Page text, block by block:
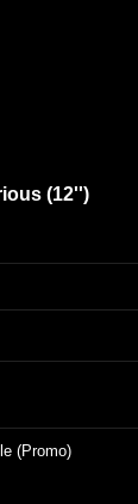
(12'')
(Promo)